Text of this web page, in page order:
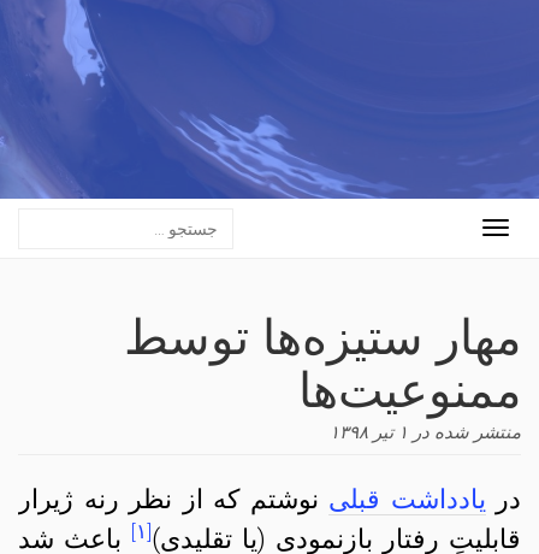
Toggle
مهار ستیزه‌ها توسط
ممنوعیت‌ها
منتشر شده در ۱ تیر ۱۳۹۸
در یادداشت قبلی نوشتم که از نظر رنه ژیرار
قابلیتِ رفتار بازنمودی (یا تقلیدی)[۱] باعث شد